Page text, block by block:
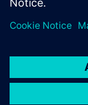
іммерсивну
безперебійними
у всьому
розширює
реальним і